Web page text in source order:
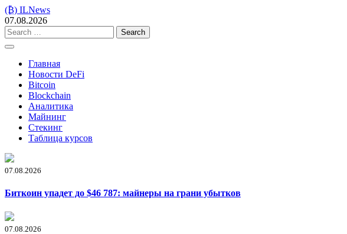
Skip
to
content
(₿) ILNews
07.08.2026
Search
for:
Главная
Новости DeFi
Bitcoin
Blockchain
Аналитика
Майнинг
Стекинг
Таблица курсов
07.08.2026
Биткоин упадет до $46 787: майнеры на грани убытков
07.08.2026